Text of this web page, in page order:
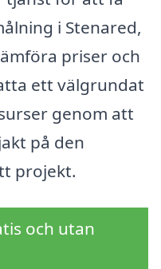
i Stenared,
priser och
ett välgrundat
genom att
på den
projekt.
och utan